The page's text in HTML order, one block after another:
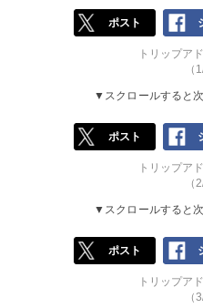
ポスト
トリップア
（
▼スクロールすると
ポスト
トリップア
（
▼スクロールすると
ポスト
トリップア
（